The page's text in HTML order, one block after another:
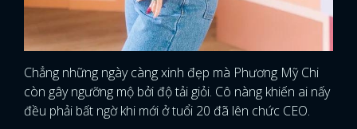
Chẳng những ngày càng xinh đẹp mà Phương Mỹ Chi
còn gây ngưỡng mộ bởi độ tải giỏi. Cô nàng khiến ai nấy
đều phải bất ngờ khi mới ở tuổi 20 đã lên chức CEO.